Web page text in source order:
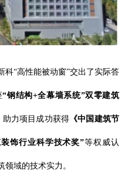
科“高性能被动窗”交出了实际答
“钢结构+全幕墙系统”双零建筑
助力项目成功获得 《中国建筑节
饰行业科学技术奖”等权威认
域的技术实力。